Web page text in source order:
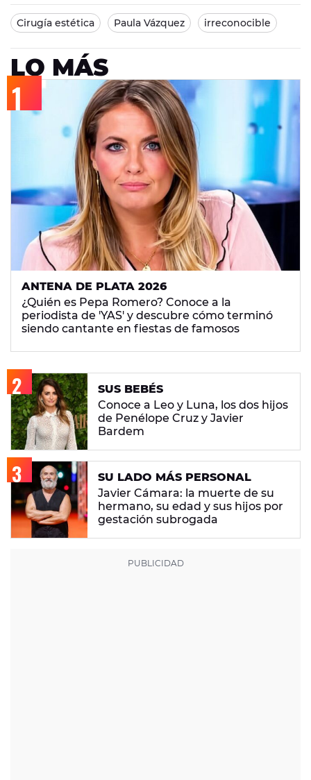
Cirugía estética Paula Vázquez irreconocible
LO MÁS
ANTENA DE PLATA 2026
¿Quién es Pepa Romero? Conoce a la
periodista de 'YAS' y descubre cómo terminó
siendo cantante en fiestas de famosos
SUS BEBÉS
Conoce a Leo y Luna, los dos hijos
de Penélope Cruz y Javier
Bardem
SU LADO MÁS PERSONAL
Javier Cámara: la muerte de su
hermano, su edad y sus hijos por
gestación subrogada